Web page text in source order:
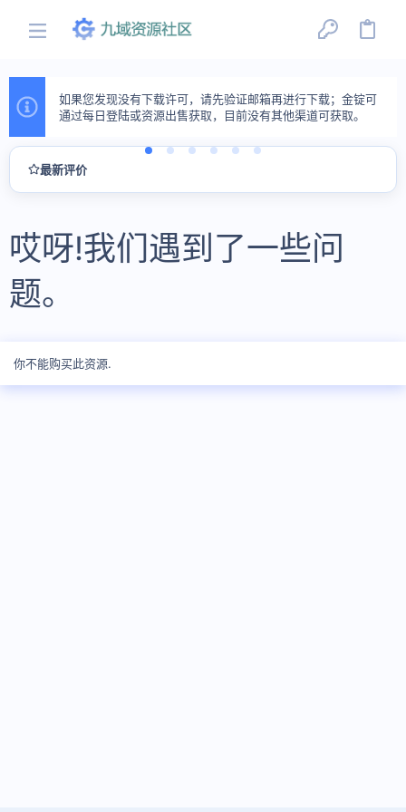
如果您发现没有下载许可，请先验证邮箱再进行下载；金锭可
通过每日登陆或资源出售获取，目前没有其他渠道可获取。
最新评价
哎呀!我们遇到了一些问
题。
你不能购买此资源.